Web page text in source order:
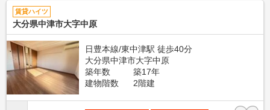
賃貸ハイツ
大分県中津市大字中原
日豊本線/東中津駅 徒歩40分
大分県中津市大字中原
築年数
築17年
建物階数
2階建